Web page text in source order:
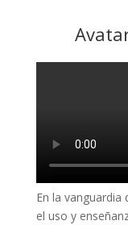
En la
el uso y